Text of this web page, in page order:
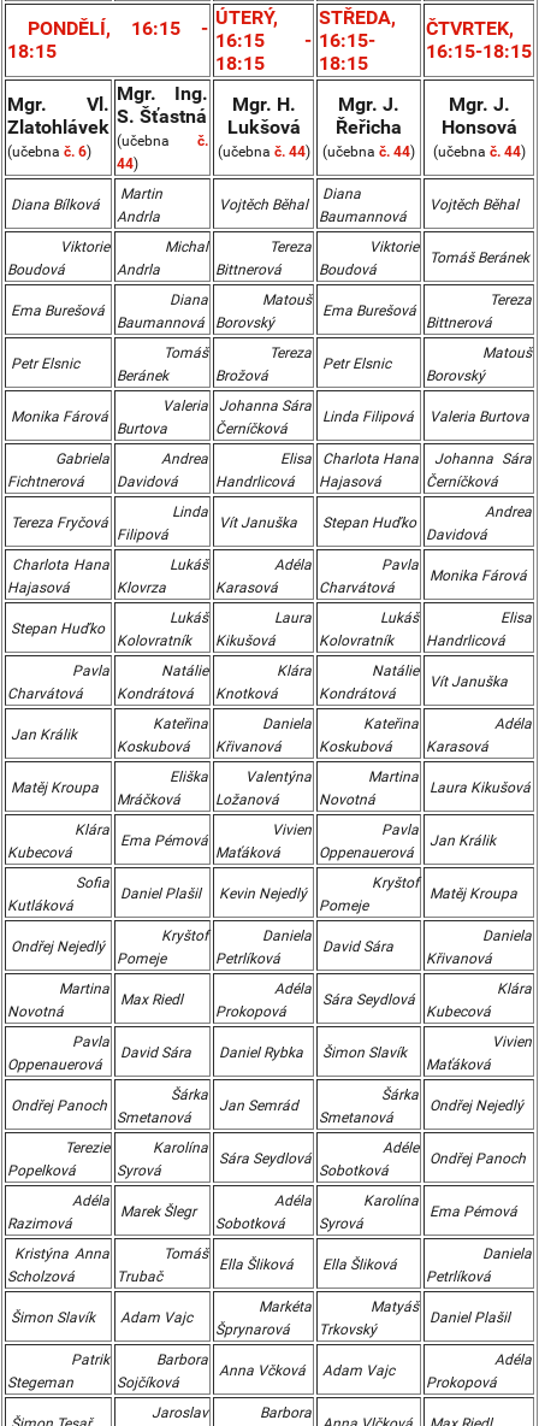
PONDĚLÍ, 16:15 -
18:15
ÚTERÝ,
16:15 -
18:15
STŘEDA,
16:15-
18:15
ČTVRTEK,
16:15-18:15
Mgr. Vl.
Zlatohlávek
(učebna č. 6)
Mgr. Ing.
S. Šťastná
(učebna č.
44)
Mgr. H.
Lukšová
(učebna č. 44)
Mgr. J.
Řeřicha
(učebna č. 44)
Mgr. J.
Honsová
(učebna č. 44)
Diana Bílková
Martin
Andrla
Vojtěch Běhal
Diana
Baumannová
Vojtěch Běhal
Viktorie
Boudová
Michal
Andrla
Tereza
Bittnerová
Viktorie
Boudová
Tomáš Beránek
Ema Burešová
Diana
Baumannová
Matouš
Borovský
Ema Burešová
Tereza
Bittnerová
Petr Elsnic
Tomáš
Beránek
Tereza
Brožová
Petr Elsnic
Matouš
Borovský
Monika Fárová
Valeria
Burtova
Johanna Sára
Černíčková
Linda Filipová Valeria Burtova
Gabriela
Fichtnerová
Andrea
Davidová
Elisa
Handrlicová
Charlota Hana
Hajasová
Johanna Sára
Černíčková
Tereza Fryčová
Linda
Filipová
Vít Januška Stepan Huďko
Andrea
Davidová
Charlota Hana
Hajasová
Lukáš
Klovrza
Adéla
Karasová
Pavla
Charvátová
Monika Fárová
Stepan Huďko
Lukáš
Kolovratník
Laura
Kikušová
Lukáš
Kolovratník
Elisa
Handrlicová
Pavla
Charvátová
Natálie
Kondrátová
Klára
Knotková
Natálie
Kondrátová
Vít Januška
Jan Králik
Kateřina
Koskubová
Daniela
Křivanová
Kateřina
Koskubová
Adéla
Karasová
Matěj Kroupa
Eliška
Mráčková
Valentýna
Ložanová
Martina
Novotná
Laura Kikušová
Klára
Kubecová
Ema Pémová
Vivien
Maťáková
Pavla
Oppenauerová
Jan Králik
Sofia
Kutláková
Daniel Plašil Kevin Nejedlý
Kryštof
Pomeje
Matěj Kroupa
Ondřej Nejedlý
Kryštof
Pomeje
Daniela
Petrlíková
David Sára
Daniela
Křivanová
Martina
Novotná
Max Riedl
Adéla
Prokopová
Sára Seydlová
Klára
Kubecová
Pavla
Oppenauerová
David Sára Daniel Rybka Šimon Slavík
Vivien
Maťáková
Ondřej Panoch
Šárka
Smetanová
Jan Semrád
Šárka
Smetanová
Ondřej Nejedlý
Terezie
Popelková
Karolína
Syrová
Sára Seydlová
Adéle
Sobotková
Ondřej Panoch
Adéla
Razimová
Marek Šlegr
Adéla
Sobotková
Karolína
Syrová
Ema Pémová
Kristýna Anna
Scholzová
Tomáš
Trubač
Ella Šliková Ella Šliková
Daniela
Petrlíková
Šimon Slavík Adam Vajc
Markéta
Šprynarová
Matyáš
Trkovský
Daniel Plašil
Patrik
Stegeman
Barbora
Sojčíková
Anna Včková Adam Vajc
Adéla
Prokopová
Jaroslav Barbora